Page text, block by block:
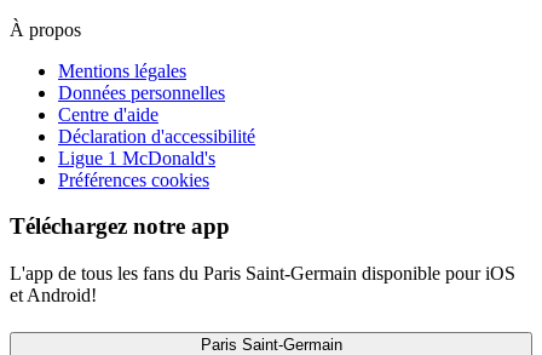
À propos
Mentions légales
Données personnelles
Centre d'aide
Déclaration d'accessibilité
Ligue 1 McDonald's
Préférences cookies
Téléchargez notre app
L'app de tous les fans du Paris Saint-Germain disponible pour iOS
et Android!
Paris Saint-Germain